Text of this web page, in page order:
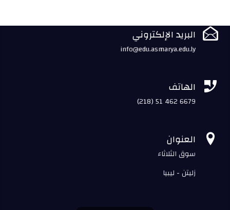
 البريد الإلكتروني
info@edu.asmarya.edu.ly
 الهاتف
(218) 51 462 6679
 العنوان
سوق الثلاثاء
زليتن - ليبيا